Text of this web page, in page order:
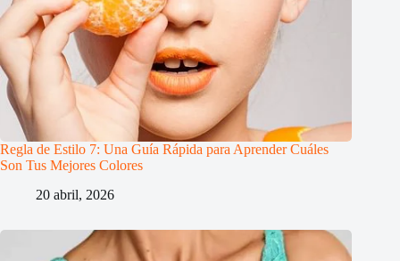
Regla de Estilo 7: Una Guía Rápida para Aprender Cuáles
Son Tus Mejores Colores
20 abril, 2026